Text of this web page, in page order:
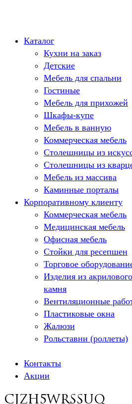
Каталог
Кухни на заказ
Детские
Мебель для спальни
Гостиные
Мебель для прихожей
Шкафы-купе
Мебель в ванную
Коммерческая мебель
Столешницы из
Столешницы из
Мебель из массива
Каминные порталы
Камины Dimplex
Искусственный
Балконы ПВХ
Пластиковые окна
Жалюзи
Рулонные шторы
Корпоративному клиенту
Коммерческая мебель
Медицинская мебель
Офисная мебель
Стойки для ресепшен
Торговое
Изделия из
камня
Вентиляционные
Пластиковые окна
Жалюзи
Рольставни (роллеты)
Контакты
Акции
CJzh5WrsSUQ